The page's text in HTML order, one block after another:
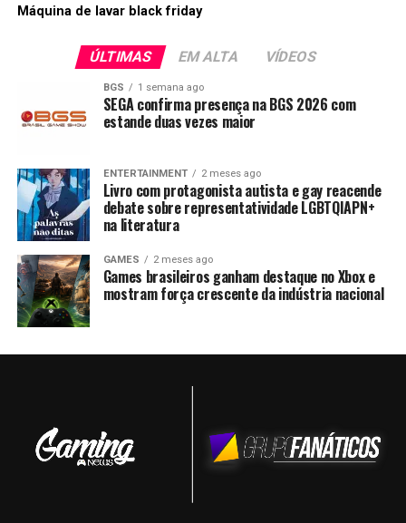
Máquina de lavar black friday
ÚLTIMAS EM ALTA VÍDEOS
BGS 1 semana ago
SEGA confirma presença na BGS 2026 com
estande duas vezes maior
ENTERTAINMENT 2 meses ago
Livro com protagonista autista e gay reacende
debate sobre representatividade LGBTQIAPN+
na literatura
GAMES 2 meses ago
Games brasileiros ganham destaque no Xbox e
mostram força crescente da indústria nacional